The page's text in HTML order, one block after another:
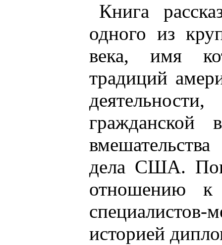
Книга
одного из
века, имя
традиций
гражданской
дела США.
отношению к
историей